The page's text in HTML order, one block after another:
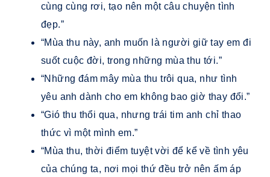
cùng cùng rơi, tạo nên một câu chuyện tình
đẹp.”
“Mùa thu này, anh muốn là người giữ tay em đi
suốt cuộc đời, trong những mùa thu tới.”
“Những đám mây mùa thu trôi qua, như tình
yêu anh dành cho em không bao giờ thay đổi.”
“Gió thu thổi qua, nhưng trái tim anh chỉ thao
thức vì một mình em.”
“Mùa thu, thời điểm tuyệt vời để kể về tình yêu
của chúng ta, nơi mọi thứ đều trở nên ấm áp